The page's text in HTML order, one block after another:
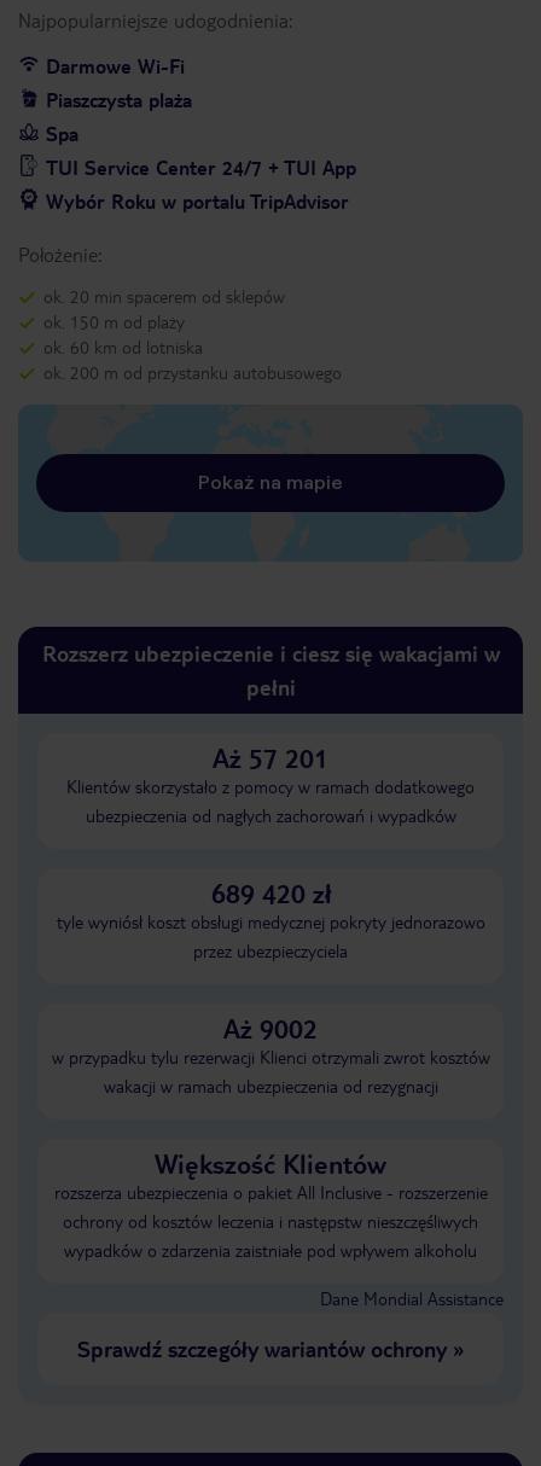
Najpopularniejsze udogodnienia:
Darmowe Wi-Fi
Piaszczysta plaża
Spa
TUI Service Center 24/7 + TUI App
Wybór Roku w portalu TripAdvisor
Położenie:
ok. 20 min spacerem od sklepów
ok. 150 m od plaży
ok. 60 km od lotniska
ok. 200 m od przystanku autobusowego
Pokaż na mapie
Rozszerz ubezpieczenie i ciesz się wakacjami w
pełni
Aż 57 201
Klientów skorzystało z pomocy w ramach dodatkowego
ubezpieczenia od nagłych zachorowań i wypadków
689 420 zł
tyle wyniósł koszt obsługi medycznej pokryty jednorazowo
przez ubezpieczyciela
Aż 9002
w przypadku tylu rezerwacji Klienci otrzymali zwrot kosztów
wakacji w ramach ubezpieczenia od rezygnacji
Większość Klientów
rozszerza ubezpieczenia o pakiet All Inclusive - rozszerzenie
ochrony od kosztów leczenia i następstw nieszczęśliwych
wypadków o zdarzenia zaistniałe pod wpływem alkoholu
Dane Mondial Assistance
Sprawdź szczegóły wariantów ochrony»